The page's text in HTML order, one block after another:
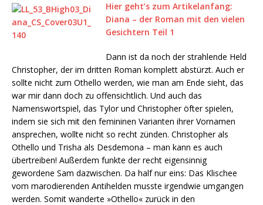
Hier geht’s zum Artikelanfang:
Diana – der Roman mit den vielen
Gesichtern Teil 1
Dann ist da noch der strahlende Held
Christopher, der im dritten Roman komplett abstürzt. Auch er
sollte nicht zum Othello werden, wie man am Ende sieht, das
war mir dann doch zu offensichtlich. Und auch das
Namenswortspiel, das Tylor und Christopher öfter spielen,
indem sie sich mit den femininen Varianten ihrer Vornamen
ansprechen, wollte nicht so recht zünden. Christopher als
Othello und Trisha als Desdemona – man kann es auch
übertreiben! Außerdem funkte der recht eigensinnig
gewordene Sam dazwischen. Da half nur eins: Das Klischee
vom marodierenden Antihelden musste irgendwie umgangen
werden. Somit wanderte »Othello« zurück in den